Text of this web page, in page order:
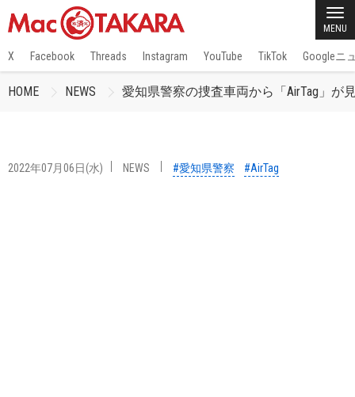
MENU
X Facebook Threads Instagram YouTube TikTok Googleニ
HOME NEWS 愛知県警察の捜査車両から「AirTag」が
2022年07月06日(水) NEWS #愛知県警察 #AirTag